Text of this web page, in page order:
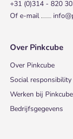
+31 (0)314 - 820
Of e-mail
Over Pinkcube
Over Pinkcube
Social responsibility
Werken bij Pinkcube
Bedrijfsgegevens